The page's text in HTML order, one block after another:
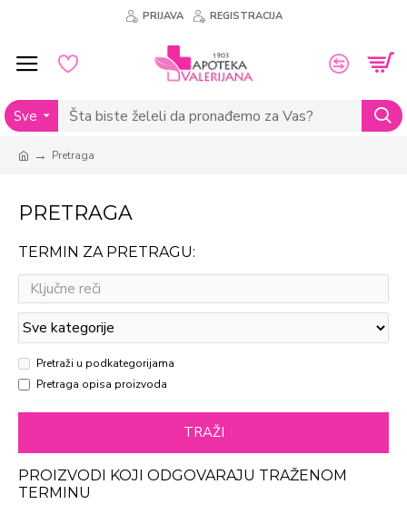
PRIJAVA REGISTRACIJA
Sve
Pretraga
PRETRAGA
TERMIN ZA PRETRAGU:
Pretraži u podkategorijama
Pretraga opisa proizvoda
TRAŽI
PROIZVODI KOJI ODGOVARAJU TRAŽENOM
TERMINU